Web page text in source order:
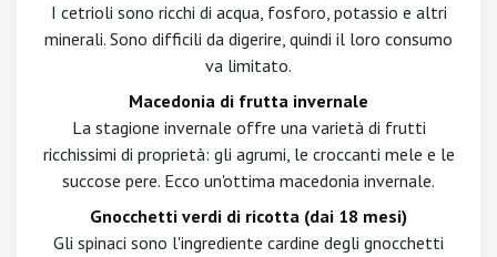
I cetrioli sono ricchi di acqua, fosforo, potassio e altri
minerali. Sono difficili da digerire, quindi il loro consumo
va limitato.
Macedonia di frutta invernale
La stagione invernale offre una varietà di frutti
ricchissimi di proprietà: gli agrumi, le croccanti mele e le
succose pere. Ecco un'ottima macedonia invernale.
Gnocchetti verdi di ricotta (dai 18 mesi)
Gli spinaci sono l'ingrediente cardine degli gnocchetti